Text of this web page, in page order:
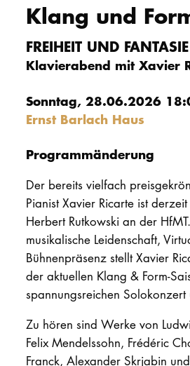
Klang und
FREIHEIT UND FANTASIE
Klavierabend mit Xavier
Sonntag, 28.06.2026
Ernst Barlach Haus
Programmänderung
Der bereits vielfach
Pianist Xavier Ricarte ist
Herbert Rutkowski an der
musikalische Leidenschaft,
Bühnenpräsenz stellt Xavier
der aktuellen Klang & Form-
spannungsreichen Solokonzert
Zu hören sind Werke von
Felix Mendelssohn, Frédéric
Franck, Alexander Skrjabin